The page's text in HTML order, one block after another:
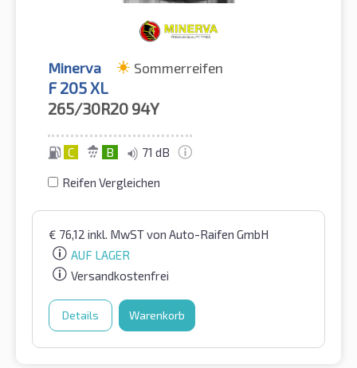
Minerva Sommerreifen
F 205 XL
265/30R20 94Y
C B 71 dB
Reifen Vergleichen
€ 76,12 inkl. MwSTvon Auto-Raifen GmbH
AUF LAGER
Versandkostenfrei
Details Warenkorb